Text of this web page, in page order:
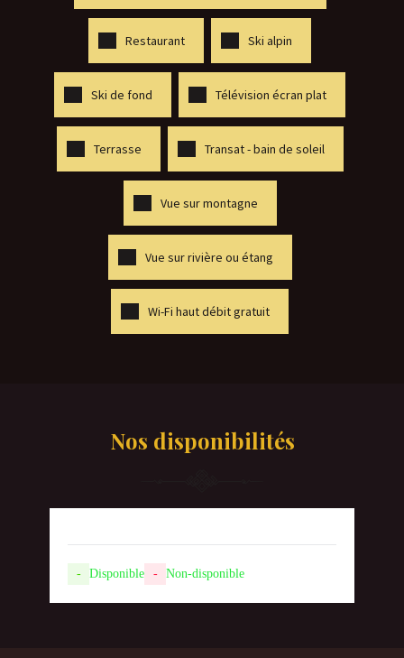
Restaurant Ski alpin
Ski de fond Télévision écran plat
Terrasse Transat - bain de soleil
Vue sur montagne
Vue sur rivière ou étang
Wi-Fi haut débit gratuit
Nos disponibilités
- Disponible - Non-disponible